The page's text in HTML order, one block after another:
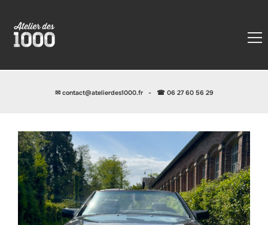
✉ contact@atelierdes1000.fr- ☎ 06 27 60 56 29